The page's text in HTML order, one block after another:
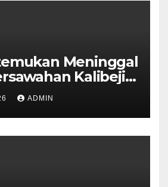
Meninggal
Kalibeji,
Tidak Ada
ADMIN